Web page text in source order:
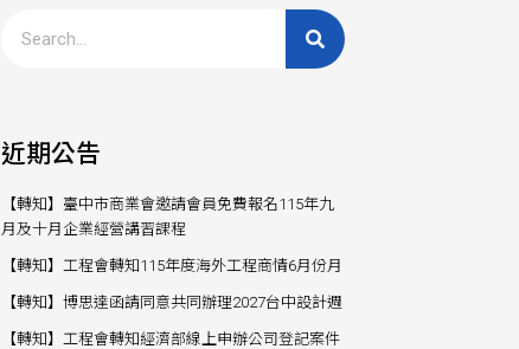
近期公告
【轉知】臺中市商業會邀請會員免費報名115年九
月及十月企業經營講習課程
【轉知】工程會轉知115年度海外工程商情6月份月
【轉知】博思達函請同意共同辦理2027台中設計週
【轉知】工程會轉知經濟部線上申辦公司登記案件